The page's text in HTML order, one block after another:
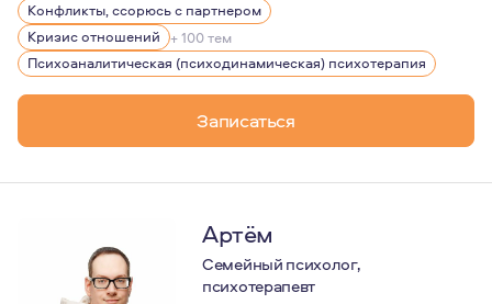
«С судьбой нельзя не считаться, мы не можем просто
Ролло Мэй
Психоаналитическая терапия не меняет судьбу, она
Конфликты, ссорюсь с партнером
Кризис отношений + 100 тем
Психоаналитическая (психодинамическая) психотерапия
Записаться
Артём
Семейный психолог,
психотерапевт